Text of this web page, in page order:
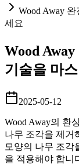
Wood Away
세요
Wood
기술을 마
2025-05-12
Wood Away의 환
나무 조각을 제거
모양의 나무 조각
을 적용해야 합니